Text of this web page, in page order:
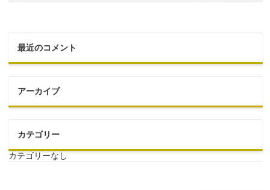
最近のコメント
アーカイブ
カテゴリー
カテゴリーなし